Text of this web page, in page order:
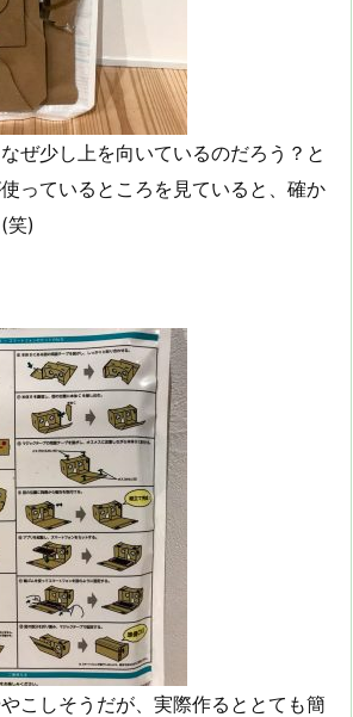
ぜ少し上を向いているのだろう？と
っているところを見ていると、確か
笑)
こしそうだが、実際作るととても簡